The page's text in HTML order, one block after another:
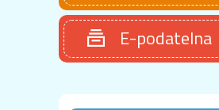
E-podatelna